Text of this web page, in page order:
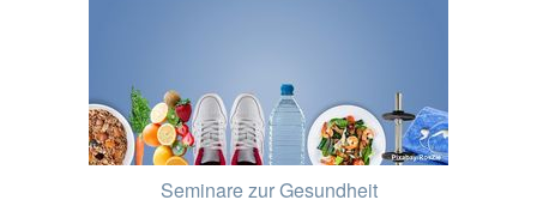
Seminare zur Gesundheit